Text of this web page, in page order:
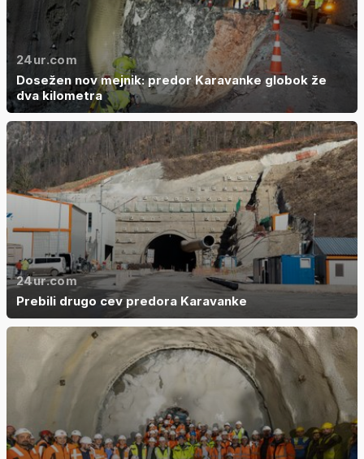
24ur.com
Dosežen nov mejnik: predor Karavanke globok že
dva kilometra
24ur.com
Prebili drugo cev predora Karavanke